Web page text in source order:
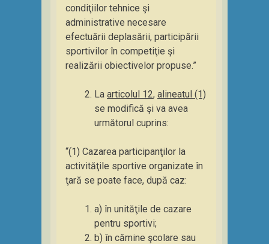
condiţiilor tehnice şi
administrative necesare
efectuării deplasării, participării
sportivilor în competiţie şi
realizării obiectivelor propuse.”
La articolul 12, alineatul (1)
se modifică şi va avea
următorul cuprins:
“(1) Cazarea participanţilor la
activităţile sportive organizate în
ţară se poate face, după caz:
a) în unităţile de cazare
pentru sportivi;
b) în cămine şcolare sau